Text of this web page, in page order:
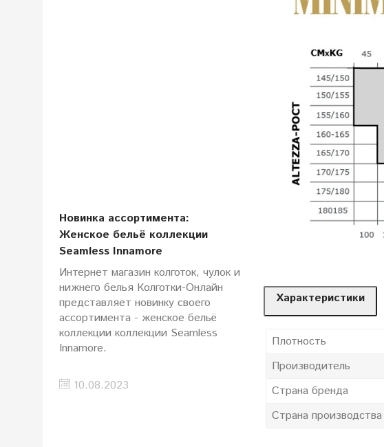
Характеристики
Плотность
Производитель
Страна бренда
Страна производства
Новинка ассортимента:
Женское бельё коллекции
Seamless Innamore
Интернет магазин колготок, чулок и
нижнего белья Колготки-Онлайн
представляет новинку своего
ассортимента - женское бельё
коллекции коллекции Seamless
Innamore.
10.08.2023